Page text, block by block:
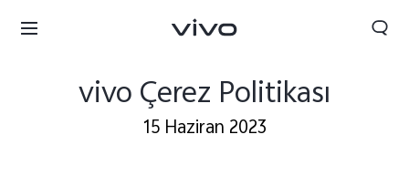
vivo Çerez Politikası
15 Haziran 2023